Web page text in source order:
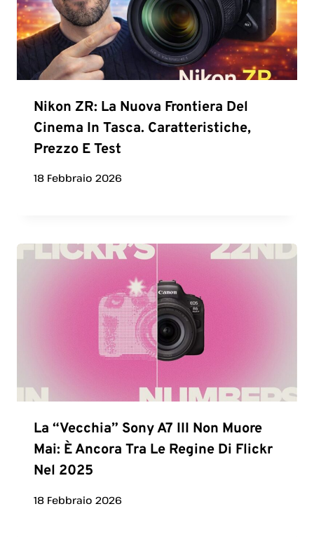
Nikon ZR: La Nuova Frontiera Del
Cinema In Tasca. Caratteristiche,
Prezzo E Test
18 Febbraio 2026
La “vecchia” Sony A7 III Non Muore
Mai: È Ancora Tra Le Regine Di Flickr
Nel 2025
18 Febbraio 2026